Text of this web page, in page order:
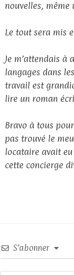
nouvelles,
Le tout sera mis
Je m’attendais à
langages dans
travail est
lire un roman
Bravo à tous
pas trouvé le
locataire avait
cette concierge
S’abonner